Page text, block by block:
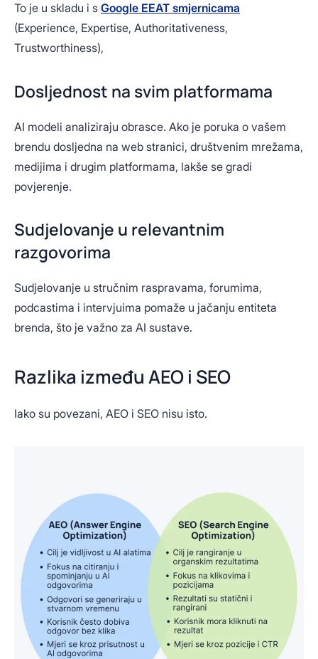
To je u skladu i s Google EEAT smjernicama
(Experience, Expertise, Authoritativeness,
Trustworthiness),
Dosljednost na svim platformama
AI modeli analiziraju obrasce. Ako je poruka o vašem
brendu dosljedna na web stranici, društvenim mrežama,
medijima i drugim platformama, lakše se gradi
povjerenje.
Sudjelovanje u relevantnim
razgovorima
Sudjelovanje u stručnim raspravama, forumima,
podcastima i intervjuima pomaže u jačanju entiteta
brenda, što je važno za AI sustave.
Razlika između AEO i SEO
Iako su povezani, AEO i SEO nisu isto.